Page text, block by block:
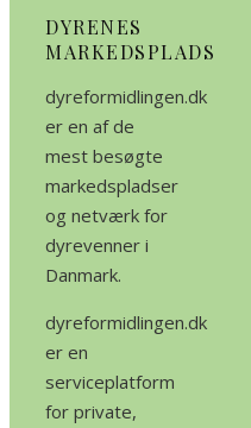
DYRENES
MARKEDSPLADS
dyreformidlingen.dk
er en af de
mest besøgte
markedspladser
og netværk for
dyrevenner i
Danmark.
dyreformidlingen.dk
er en
serviceplatform
for private,